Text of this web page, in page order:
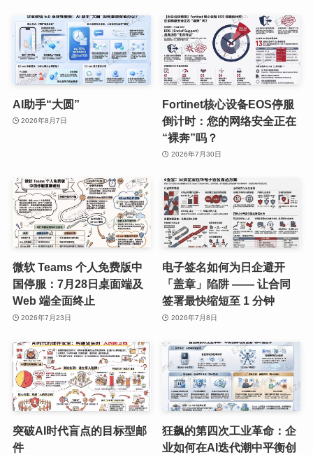
AI助手“大圆”
2026年8月7日
Fortinet核心设备EOS停服
倒计时：您的网络安全正在
“裸奔”吗？
2026年7月30日
微软 Teams 个人免费版中
国停服：7月28日桌面端及
Web 端全面终止
2026年7月23日
电子签名如何为日企避开
「盖章」陷阱 —— 让合同
签署最快缩短至 1 分钟
2026年7月8日
突破AI时代盲点的目标型邮
件
狂飙的第四次工业革命：企
业如何在AI迭代潮中平衡创